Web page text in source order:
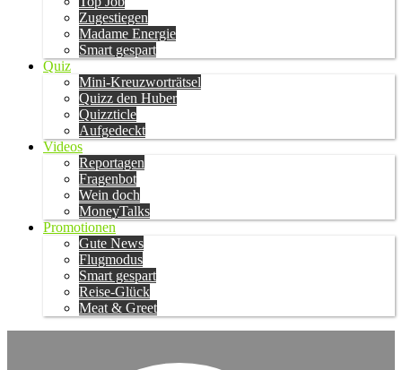
Zugestiegen
Madame Energie
Smart gespart
Quiz
Mini-Kreuzworträtsel
Quizz den Huber
Quizzticle
Aufgedeckt
Videos
Reportagen
Fragenbot
Wein doch
MoneyTalks
Promotionen
Gute News
Flugmodus
Smart gespart
Reise-Glück
Meat & Greet